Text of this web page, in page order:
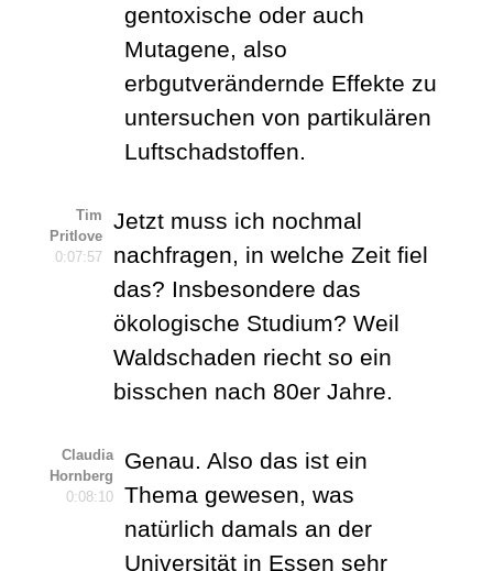
gentoxische oder auch
Mutagene, also
erbgutverändernde Effekte zu
untersuchen von partikulären
Luftschadstoffen.
Tim
Pritlove
0:07:57
Jetzt muss ich nochmal
nachfragen, in welche Zeit fiel
das? Insbesondere das
ökologische Studium? Weil
Waldschaden riecht so ein
bisschen nach 80er Jahre.
Claudia
Hornberg
0:08:10
Genau. Also das ist ein
Thema gewesen, was
natürlich damals an der
Universität in Essen sehr